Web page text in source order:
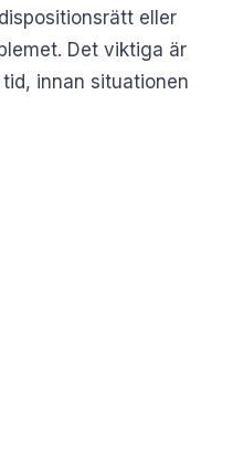
eller
Det viktiga är
innan situationen